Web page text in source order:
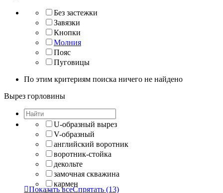
Без застежки
Завязки
Кнопки
Молния
Пояс
Пуговицы
По этим критериям поиска ничего не найдено
Вырез горловины
U-образный вырез
V-образный
английский воротник
воротник-стойка
декольте
замочная скважина
кармен
Показать всеСпрятать (13)